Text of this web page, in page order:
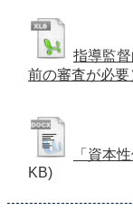
指導監
前の審査が必要
「資本
KB)